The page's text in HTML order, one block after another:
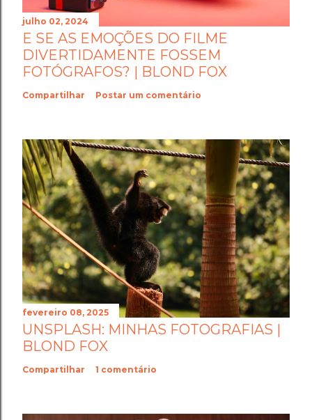
julho 02, 2024
E SE AS EMOÇÕES DO FILME
DIVERTIDAMENTE FOSSEM
FOTÓGRAFOS? | BLOND FOX
Compartilhar Postar um comentário
fevereiro 08, 2025
UNSPLASH: MINHAS FOTOGRAFIAS |
BLOND FOX
Compartilhar 1 comentário